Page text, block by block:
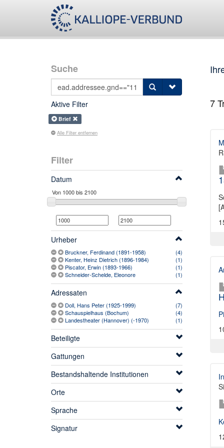
Suche
Aktive Filter
Brief
Alle Filter entfernen
Filter
Datum
Urheber
Bruckner, Ferdinand (1891-1958)
(4)
Kenter, Heinz Dietrich (1896-1984)
(1)
Piscator, Erwin (1893-1966)
(1)
Schneider-Schelde, Eleonore
(1)
Adressaten
Doll, Hans Peter (1925-1999)
(7)
Schauspielhaus (Bochum)
(4)
Landestheater (Hannover) (-1970)
(1)
Beteiligte
Gattungen
Bestandshaltende Institutionen
Orte
Sprache
Signatur
7